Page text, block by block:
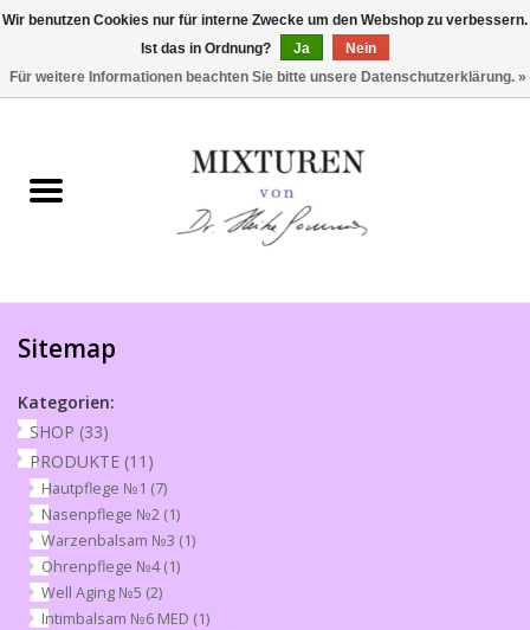
SHOP
Verkaufsstellen
Sitemap
Kategorien:
SHOP (33)
PRODUKTE (11)
Hautpflege №1 (7)
Nasenpflege №2 (1)
Warzenbalsam №3 (1)
Ohrenpflege №4(1)
Well Aging №5 (2)
Intimbalsam №6 MED (1)
Wir benutzen Cookies nur für interne Zwecke um den Webshop zu verbessern.
Ist das in Ordnung?
Ja
Nein
Für weitere Informationen beachten Sie bitte unsere Datenschutzerklärung. »